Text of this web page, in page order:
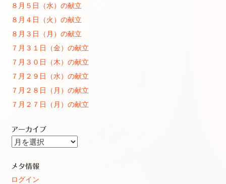
８月５日（水）の献立
８月４日（火）の献立
８月３日（月）の献立
７月３１日（金）の献立
７月３０日（木）の献立
７月２９日（水）の献立
７月２８日（月）の献立
７月２７日（月）の献立
アーカイブ
ア
カ
イ
メタ情報
ログイン